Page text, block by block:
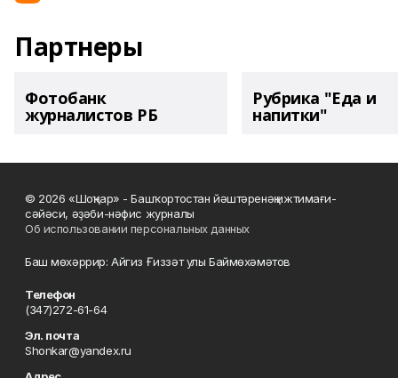
Партнеры
Фотобанк
журналистов РБ
Рубрика "Еда и
напитки"
© 2026 «Шоңҡар» - Башҡортостан йәштәренәң ижтимағи-
сәйәси, әҙәби-нәфис журналы
Об использовании персональных данных
Баш мөхәррир: Айгиз Ғиззәт улы Баймөхәмәтов
Телефон
(347)272-61-64
Эл. почта
Shonkar@yandex.ru